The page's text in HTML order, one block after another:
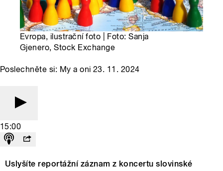
Evropa, ilustrační foto | Foto: Sanja
Gjenero, Stock Exchange
Poslechněte si: My a oni 23. 11. 2024
15:00
Uslyšíte reportážní záznam z koncertu slovinské